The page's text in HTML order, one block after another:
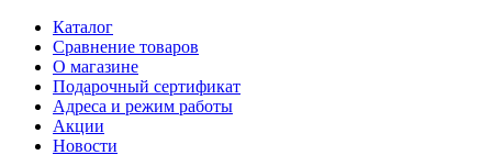
Каталог
Сравнение товаров
О магазине
Подарочный сертификат
Адреса и режим работы
Акции
Новости